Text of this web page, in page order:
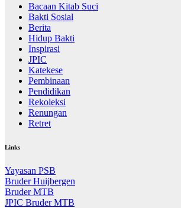
Bacaan Kitab Suci
Bakti Sosial
Berita
Hidup Bakti
Inspirasi
JPIC
Katekese
Pembinaan
Pendidikan
Rekoleksi
Renungan
Retret
Links
Yayasan PSB
Bruder Huijbergen
Bruder MTB
JPIC Bruder MTB